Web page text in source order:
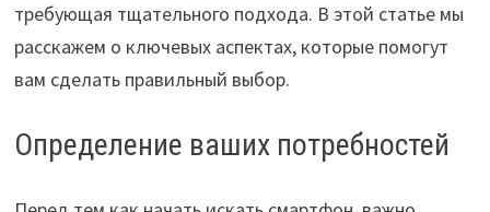
требующая тщательного подхода. В этой статье мы
расскажем о ключевых аспектах, которые помогут
вам сделать правильный выбор.
Определение ваших потребностей